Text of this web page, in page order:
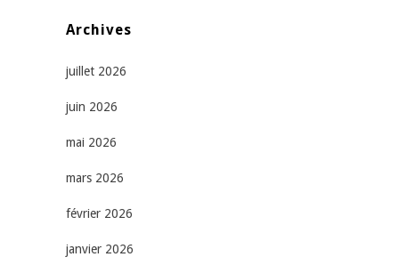
Archives
juillet 2026
juin 2026
mai 2026
mars 2026
février 2026
janvier 2026